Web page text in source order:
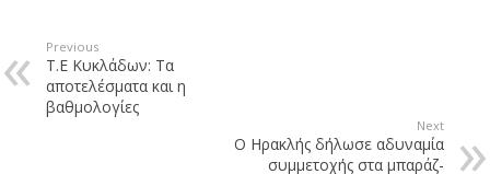
Previous
Τ.Ε Κυκλάδων: Τα
αποτελέσματα και η
βαθμολογίες
Next
Ο Ηρακλής δήλωσε αδυναμία
συμμετοχής στα μπαράζ-